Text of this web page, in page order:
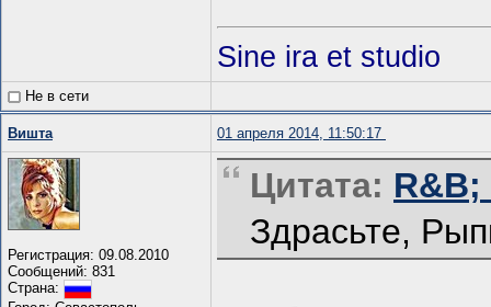
Sine ira et studio
Не в сети
Вишта 01 апреля 2014, 11:50:17
Регистрация: 09.08.2010
Сообщений: 831
Страна:
Цитата: R&B;
Здрасьте,